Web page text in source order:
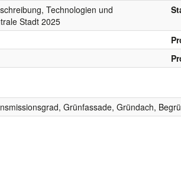
Technologien und
Stadt 2025
Grünfassade, Gründach,